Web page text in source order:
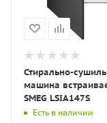
Стирально-
машина
SMEG LSIA147S
Есть в наличии